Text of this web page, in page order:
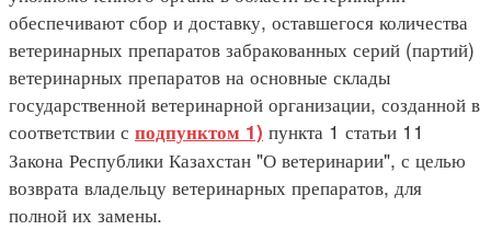
обеспечивают сбор и доставку, оставшегося количества
ветеринарных препаратов забракованных серий (партий)
ветеринарных препаратов на основные склады
государственной ветеринарной организации, созданной в
соответствии с подпунктом 1) пункта 1 статьи 11
Закона Республики Казахстан "О ветеринарии", с целью
возврата владельцу ветеринарных препаратов, для
полной их замены.